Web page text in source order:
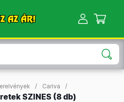
AZ ÁR!
Cariva
SZINES (8 db)